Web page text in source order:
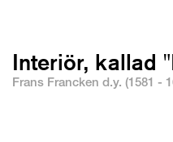
Interiör, kallad
Frans Francken d.y. (1581 -